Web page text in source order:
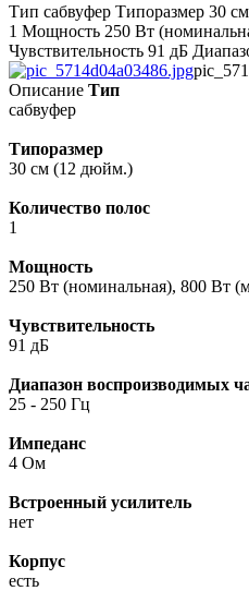
Тип сабвуфер Типоразмер 30
1 Мощность 250 Вт
Чувствительность 91 дБ
Описание Тип
сабвуфер
Типоразмер
30 см (12 дюйм.)
Количество полос
1
Мощность
250 Вт (номинальная), 800 Вт
Чувствительность
91 дБ
Диапазон воспроизводимых
25 - 250 Гц
Импеданс
4 Ом
Встроенный усилитель
нет
Корпус
есть